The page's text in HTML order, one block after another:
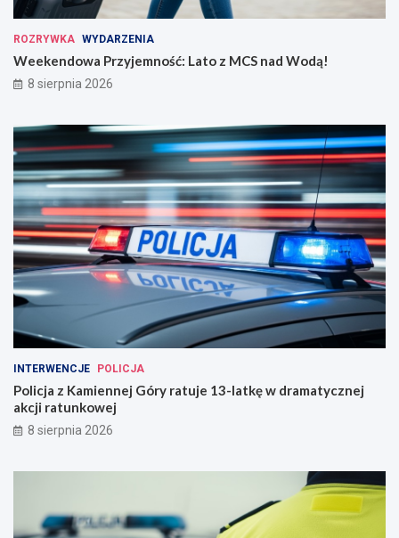
ROZRYWKA WYDARZENIA
Weekendowa Przyjemność: Lato z MCS nad Wodą!
8 sierpnia 2026
INTERWENCJE POLICJA
Policja z Kamiennej Góry ratuje 13-latkę w dramatycznej
akcji ratunkowej
8 sierpnia 2026